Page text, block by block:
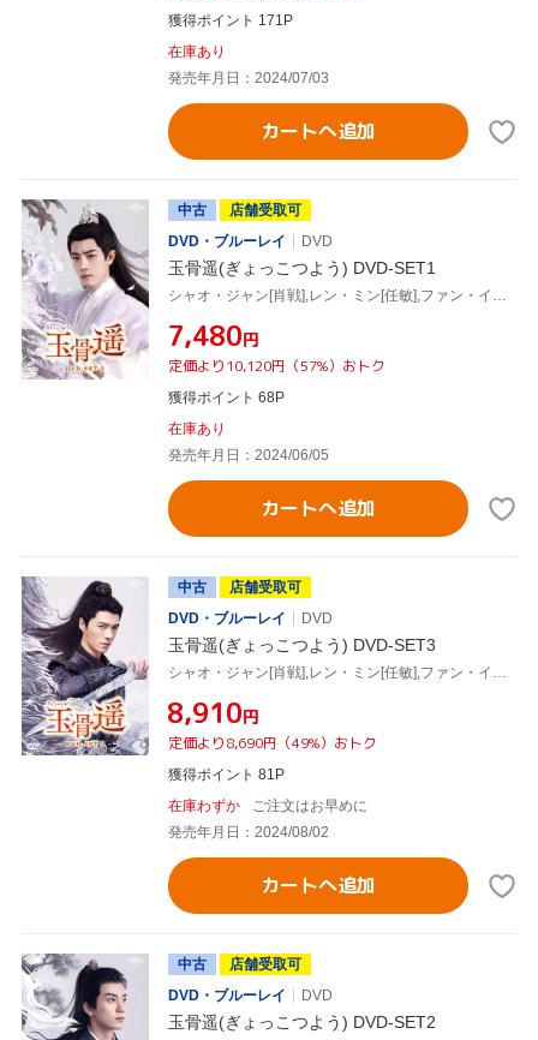
獲得ポイント 171P
在庫あり
発売年月日：2024/07/03
カートへ追加
中古
店舗受取可
DVD・ブルーレイ
DVD
玉骨遥(ぎょっこつよう) DVD-SET1
シャオ・ジャン[肖戦],レン・ミン[任敏],ファン・イールン[方逸倫],ワン・チューラン[王楚然],ワン・ズーチー[王子奇]
¥7,480円
定価より10,120円（57%）おトク
獲得ポイント 68P
在庫あり
発売年月日：2024/06/05
カートへ追加
中古
店舗受取可
DVD・ブルーレイ
DVD
玉骨遥(ぎょっこつよう) DVD-SET3
シャオ・ジャン[肖戦],レン・ミン[任敏],ファン・イールン[方逸倫],ワン・チューラン[王楚然],ワン・ズーチー[王子奇]
¥8,910円
定価より8,690円（49%）おトク
獲得ポイント 81P
在庫わずか
ご注文はお早めに
発売年月日：2024/08/02
カートへ追加
中古
店舗受取可
DVD・ブルーレイ
DVD
玉骨遥(ぎょっこつよう) DVD-SET2